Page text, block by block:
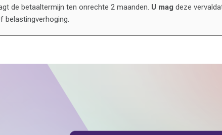
de betaaltermijn ten onrechte 2 maanden. U mag deze
belastingverhoging.